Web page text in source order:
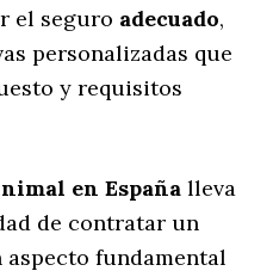
el seguro adecuado,
personalizadas que
y requisitos
en España lleva
de contratar un
aspecto fundamental